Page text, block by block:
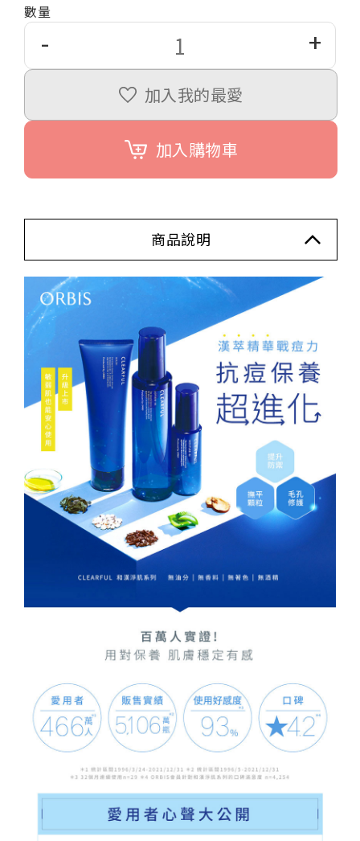
數量
- +
加入我的最愛
加入購物車
商品說明